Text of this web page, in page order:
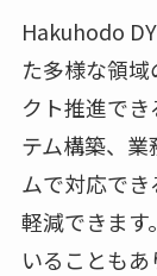
Hakuhodo
た多様な領
クト推進で
テム構築、
ムで対応で
軽減できます
いることも